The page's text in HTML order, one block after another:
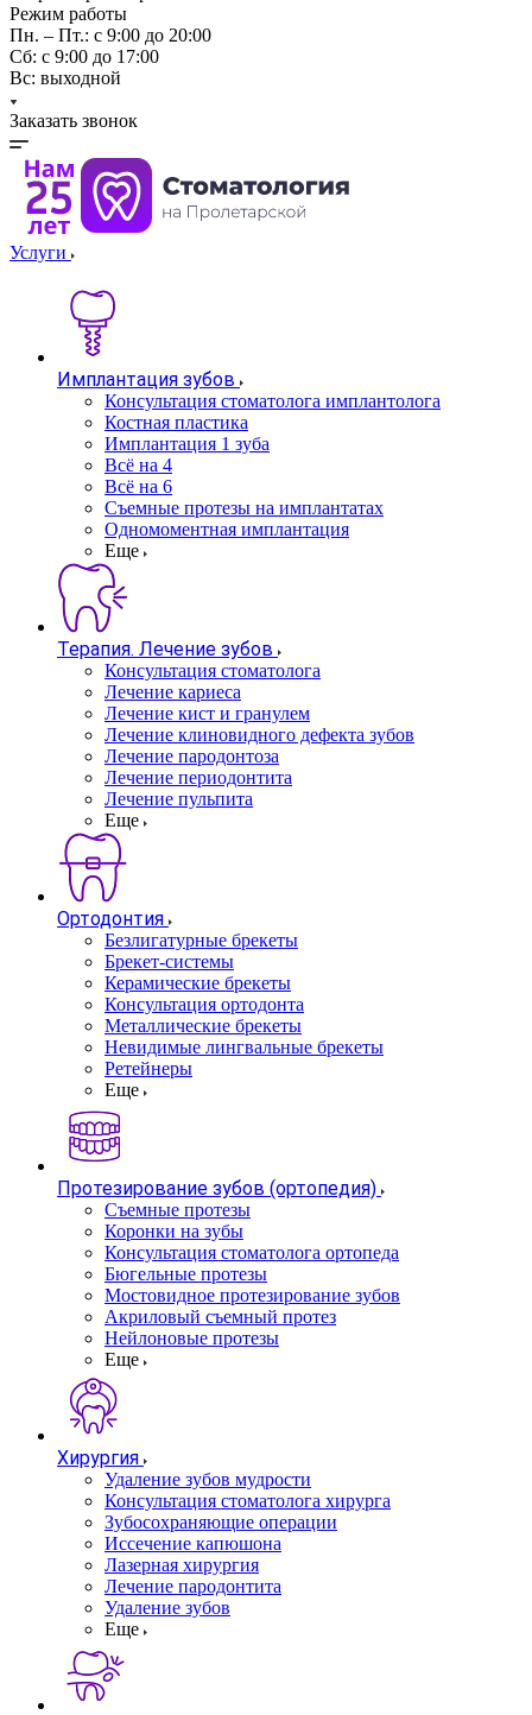
Режим работы
Пн. – Пт.: с 9:00 до 20:00
Cб: с 9:00 до 17:00
Вс: выходной
Заказать звонок
Услуги
Имплантация зубов
Консультация стоматолога имплантолога
Костная пластика
Имплантация 1 зуба
Всё на 4
Всё на 6
Съемные протезы на имплантатах
Одномоментная имплантация
Еще
Терапия. Лечение зубов
Консультация стоматолога
Лечение кариеса
Лечение кист и гранулем
Лечение клиновидного дефекта зубов
Лечение пародонтоза
Лечение периодонтита
Лечение пульпита
Еще
Ортодонтия
Безлигатурные брекеты
Брекет-системы
Керамические брекеты
Консультация ортодонта
Металлические брекеты
Невидимые лингвальные брекеты
Ретейнеры
Еще
Протезирование зубов (ортопедия)
Съемные протезы
Коронки на зубы
Консультация стоматолога ортопеда
Бюгельные протезы
Мостовидное протезирование зубов
Акриловый съемный протез
Нейлоновые протезы
Еще
Хирургия
Удаление зубов мудрости
Консультация стоматолога хирурга
Зубосохраняющие операции
Иссечение капюшона
Лазерная хирургия
Лечение пародонтита
Удаление зубов
Еще